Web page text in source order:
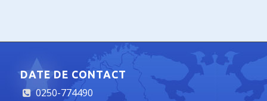
DATE DE CONTACT
0250-774490